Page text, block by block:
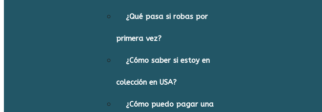
¿Qué pasa si robas por
primera vez?
¿Cómo saber si estoy en
colección en USA?
¿Cómo puedo pagar una